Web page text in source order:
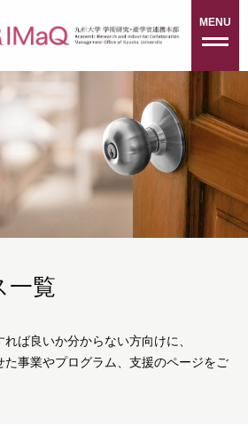
MENU
一覧
ば良いか分からない方向けに、
た事業やプログラム、支援のページをご